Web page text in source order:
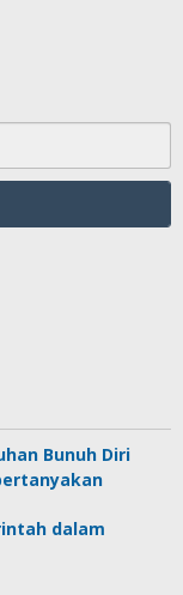
Bunuh Diri
dalam